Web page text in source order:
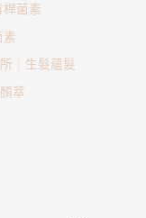
菌素
｜生髮蘊髮
萃